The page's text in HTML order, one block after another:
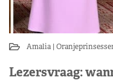
Amalia
Lezersvraag: